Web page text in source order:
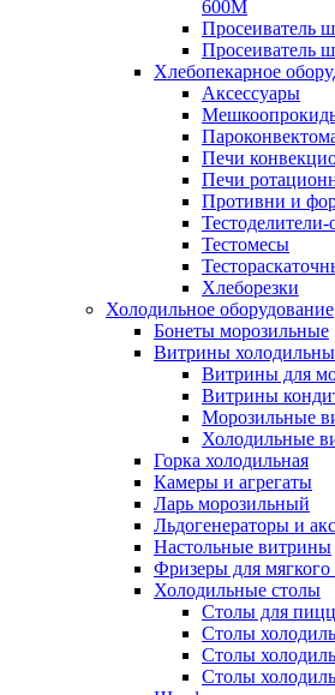
600М
Просеиватель
Просеиватель
Хлебопекарное
Аксессуары
Печи
Печи
Противни и
Тестоделители-
Тестомесы
Хлеборезки
Холодильное оборудование
Бонеты морозильные
Витрины
Витрины для
Витрины
Морозильные
Холодильные
Горка холодильная
Камеры и агрегаты
Ларь морозильный
Льдогенераторы и
Настольные витрины
Фризеры для
Холодильные столы
Столы для
Столы
Столы
Столы